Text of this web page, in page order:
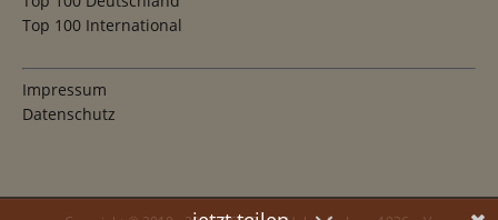
Top 100 International
Impressum
Datenschutz